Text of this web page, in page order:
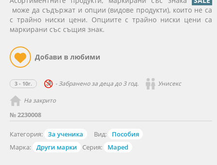
№ 2230008
Категория: За ученика Вид:
Пособия
Марка:
Други марки Серия: Maped
3 - 10г. - Забранено за деца до 3 год. Унисекс
На закрито
може да съдържат и опции (видове продукти), които не са
с трайно ниски цени. Опциите с трайно ниски цени са
маркирани със същия знак.